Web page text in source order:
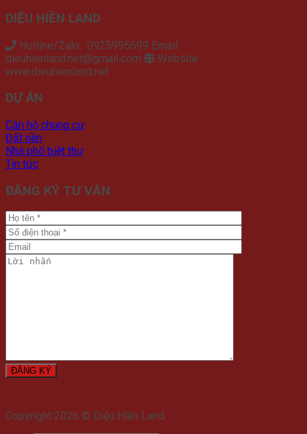
DIỆU HIỀN LAND
Hotline/Zalo: 0925995699 Email:
dieuhienland.net@gmail.com
Website:
www.dieuhienland.net
DỰ ÁN
Căn hộ chung cư
Đất nền
Nhà phố biệt thự
Tin tức
ĐĂNG KÝ TƯ VẤN
Copyright 2026 © Diệu Hiền Land